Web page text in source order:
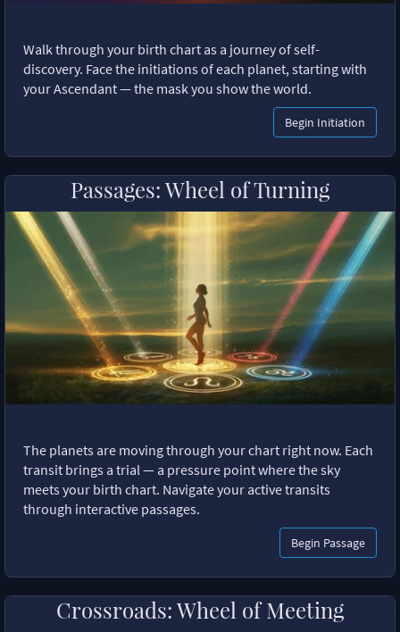
Walk through your birth chart as a journey of self-
discovery. Face the initiations of each planet, starting with
your Ascendant — the mask you show the world.
Begin Initiation
Passages: Wheel of Turning
The planets are moving through your chart right now. Each
transit brings a trial — a pressure point where the sky
meets your birth chart. Navigate your active transits
through interactive passages.
Begin Passage
Crossroads: Wheel of Meeting